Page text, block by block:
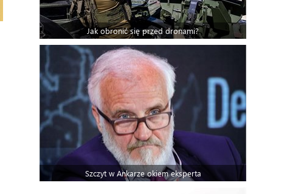
Jak obronić się przed dronami?
Szczyt w Ankarze okiem eksperta